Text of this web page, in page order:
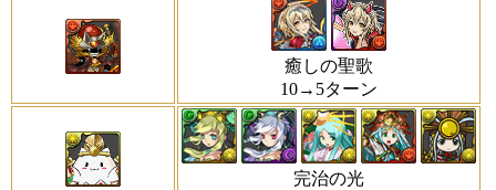
癒しの聖歌
10→5ターン
完治の光